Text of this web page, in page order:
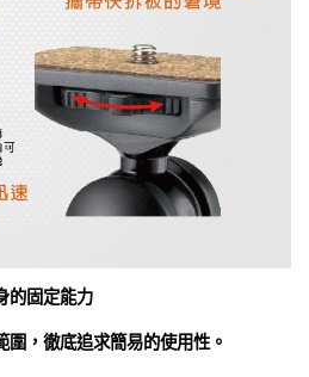
的固定能力
圍，徹底追求簡易的使用性。